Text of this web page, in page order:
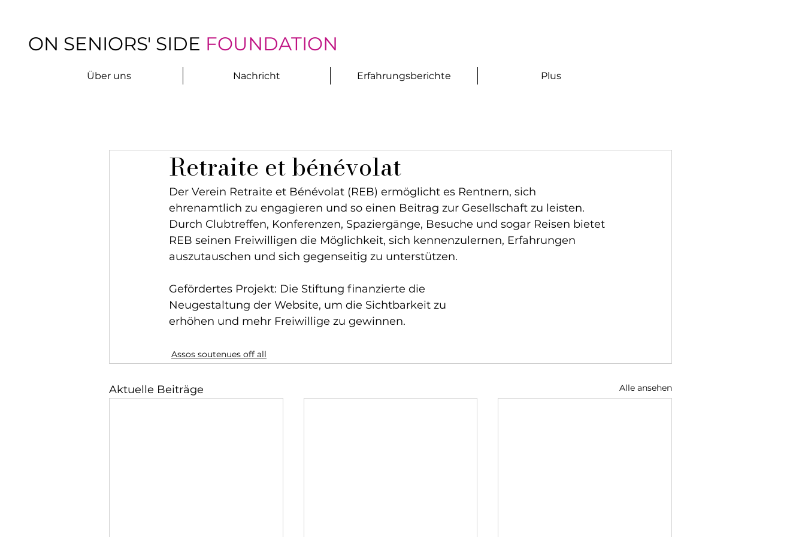
ON SENIORS' SIDE FOUNDATION
Über uns Nachricht Erfahrungsberichte Plus
Retraite et bénévolat
Der Verein Retraite et Bénévolat (REB) ermöglicht es Rentnern, sich
ehrenamtlich zu engagieren und so einen Beitrag zur Gesellschaft zu leisten.
Durch Clubtreffen, Konferenzen, Spaziergänge, Besuche und sogar Reisen bietet
REB seinen Freiwilligen die Möglichkeit, sich kennenzulernen, Erfahrungen
auszutauschen und sich gegenseitig zu unterstützen.
Gefördertes Projekt: Die Stiftung finanzierte die
Neugestaltung der Website, um die Sichtbarkeit zu
erhöhen und mehr Freiwillige zu gewinnen.
Assos soutenues off all
Aktuelle Beiträge Alle ansehen